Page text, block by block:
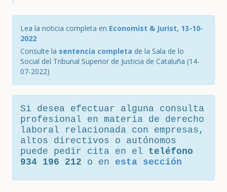
Lea la noticia completa en Economist & Jurist, 13-10-
2022
Consulte la sentencia completa de la Sala de lo
Social del Tribunal Superior de Justicia de Cataluña (14-
07-2022)
Si desea efectuar alguna consulta
profesional en materia de derecho
laboral relacionada con empresas,
altos directivos o autónomos
puede pedir cita en el teléfono
934 196 212 o en esta sección